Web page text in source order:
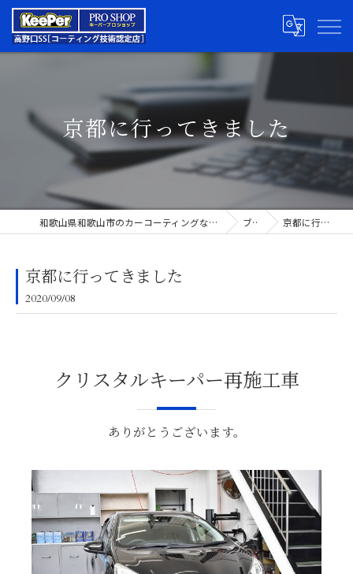
京都に行ってきました
和歌山県和歌山市のカーコーティングならキーパープロショップ高野口SS ブログ 京都に行ってきました
京都に行ってきました
2020/09/08
ありがとうございます。
クリスタルキーパー再施工車